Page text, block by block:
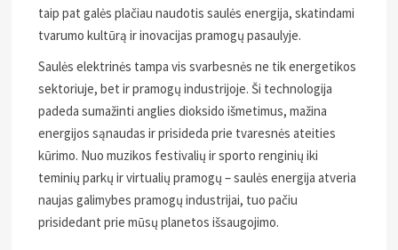
taip pat galės plačiau naudotis saulės energija, skatindami
tvarumo kultūrą ir inovacijas pramogų pasaulyje.
Saulės elektrinės tampa vis svarbesnės ne tik energetikos
sektoriuje, bet ir pramogų industrijoje. Ši technologija
padeda sumažinti anglies dioksido išmetimus, mažina
energijos sąnaudas ir prisideda prie tvaresnės ateities
kūrimo. Nuo muzikos festivalių ir sporto renginių iki
teminių parkų ir virtualių pramogų – saulės energija atveria
naujas galimybes pramogų industrijai, tuo pačiu
prisidedant prie mūsų planetos išsaugojimo.